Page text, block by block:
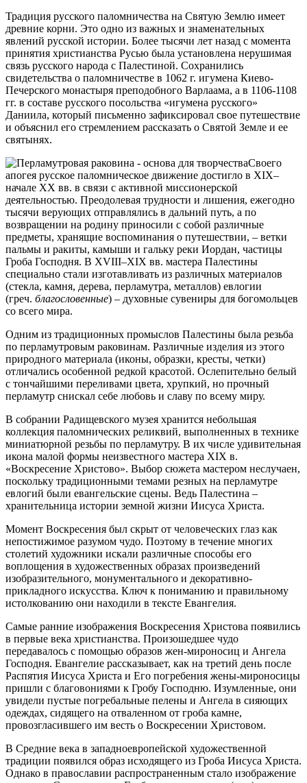
Традиция русского паломничества на Святую Землю имеет
древние корни. Это одно из важных и знаменательных
явлений русской истории. Более тысячи лет назад с момента
принятия христианства Русью была установлена нерушимая
связь русского народа с Палестиной. Сохранились
свидетельства о паломничестве в 1062 г. игумена Киево-
Печерского монастыря преподобного Варлаама, а в 1106-1108
гг. в составе русского посольства «игумена русского»
Даниила, который письменно зафиксировал свое путешествие
и объяснил его стремлением рассказать о Святой Земле и ее
святынях.
Своего
апогея русское паломническое движение достигло в XIX–
начале XX вв. в связи с активной миссионерской
деятельностью. Преодолевая трудности и лишения, ежегодно
тысячи верующих отправлялись в дальний путь, а по
возвращении на родину приносили с собой различные
предметы, хранящие воспоминания о путешествии, – ветки
пальмы и ракиты, камыши и гальку реки Иордан, частицы
Гроба Господня. В XVIII–XIX вв. мастера Палестины
специально стали изготавливать из различных материалов
(стекла, камня, дерева, перламутра, металлов) евлогии
(греч. благословенные) – духовные сувениры для богомольцев
со всего мира.
Одним из традиционных промыслов Палестины была резьба
по перламутровым раковинам. Различные изделия из этого
природного материала (иконы, образки, кресты, четки)
отличались особенной редкой красотой. Ослепительно белый
с тончайшими переливами цвета, хрупкий, но прочный
перламутр снискал себе любовь и славу по всему миру.
В собрании Радищевского музея хранится небольшая
коллекция паломнических реликвий, выполненных в технике
миниатюрной резьбы по перламутру. В их числе удивительная
икона малой формы неизвестного мастера XIX в.
«Воскресение Христово». Выбор сюжета мастером неслучаен,
поскольку традиционными темами резных на перламутре
евлогий были евангельские сцены. Ведь Палестина –
хранительница истории земной жизни Иисуса Христа.
Момент Воскресения был скрыт от человеческих глаз как
непостижимое разумом чудо. Поэтому в течение многих
столетий художники искали различные способы его
воплощения в художественных образах произведений
изобразительного, монументального и декоративно-
прикладного искусства. Ключ к пониманию и правильному
истолкованию они находили в тексте Евангелия.
Самые ранние изображения Воскресения Христова появились
в первые века христианства. Произошедшее чудо
передавалось с помощью образов жен-мироносиц и Ангела
Господня. Евангелие рассказывает, как на третий день после
Распятия Иисуса Христа и Его погребения жены-мироносицы
пришли с благовониями к Гробу Господню. Изумленные, они
увидели пустые погребальные пелены и Ангела в сияющих
одеждах, сидящего на отваленном от гроба камне,
провозгласившего им весть о Воскресении Христовом.
В Средние века в западноевропейской художественной
традиции появился образ исходящего из Гроба Иисуса Христа.
Однако в православии распространенным стало изображение